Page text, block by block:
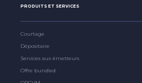
PRODUITS ET SERVICES
Courtage
Dépositaire
Services aux émetteurs
Offre bundled